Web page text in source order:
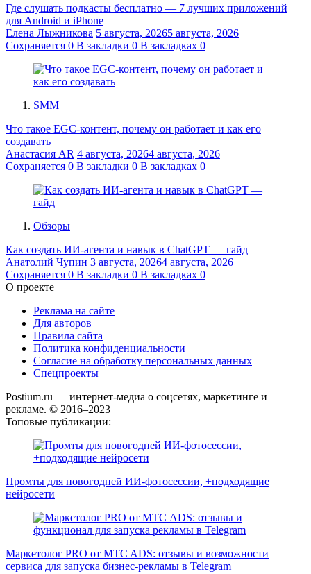
Где слушать подкасты бесплатно — 7 лучших приложений
для Android и iPhone
Елена Лыжникова 5 августа, 20265 августа, 2026
Сохраняется 0 В закладки 0 В закладках 0
SMM
Что такое EGC-контент, почему он работает и как его
создавать
Анастасия AR 4 августа, 20264 августа, 2026
Сохраняется 0 В закладки 0 В закладках 0
Обзоры
Как создать ИИ-агента и навык в ChatGPT — гайд
Анатолий Чупин 3 августа, 20264 августа, 2026
Сохраняется 0 В закладки 0 В закладках 0
О проекте
Реклама на сайте
Для авторов
Правила сайта
Политика конфиденциальности
Согласие на обработку персональных данных
Спецпроекты
Postium.ru — интернет-медиа о соцсетях, маркетинге и
рекламе. © 2016–2023
Топовые публикации:
Промты для новогодней ИИ-фотосессии, +подходящие
нейросети
Маркетолог PRO от MTC ADS: отзывы и возможности
сервиса для запуска бизнес-рекламы в Telegram